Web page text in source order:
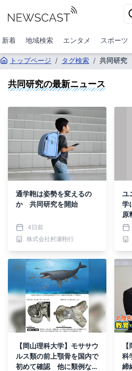
新着 地域検索 エンタメ スポーツ
トップページ / タグ検索 / 共同研究
共同研究の最新ニュース
通学鞄は姿勢を変えるの
か 共同研究を開始
4日前
株式会社村瀬鞄行
ユ
学
原
る
す
【岡山理科大学】モササウ
ルス類の前上顎骨を国内で
初めて確認 他に類例ない
科
締